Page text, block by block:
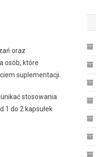
oraz
osób, które
suplementacji.
stosowania
1 do 2 kapsułek